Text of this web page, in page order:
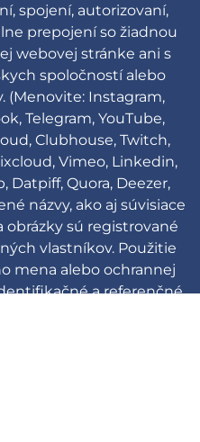
spojení, autorizovaní,
prepojení so žiadnou
webovej stránke ani s
spoločností alebo
(Menovite: Instagram,
Telegram, YouTube,
Clubhouse, Twitch,
Vimeo, Linkedin,
Datpiff, Quora, Deezer,
názvy, ako aj súvisiace
obrázky sú registrované
vlastníkov. Použitie
mena alebo ochrannej
a referenčné